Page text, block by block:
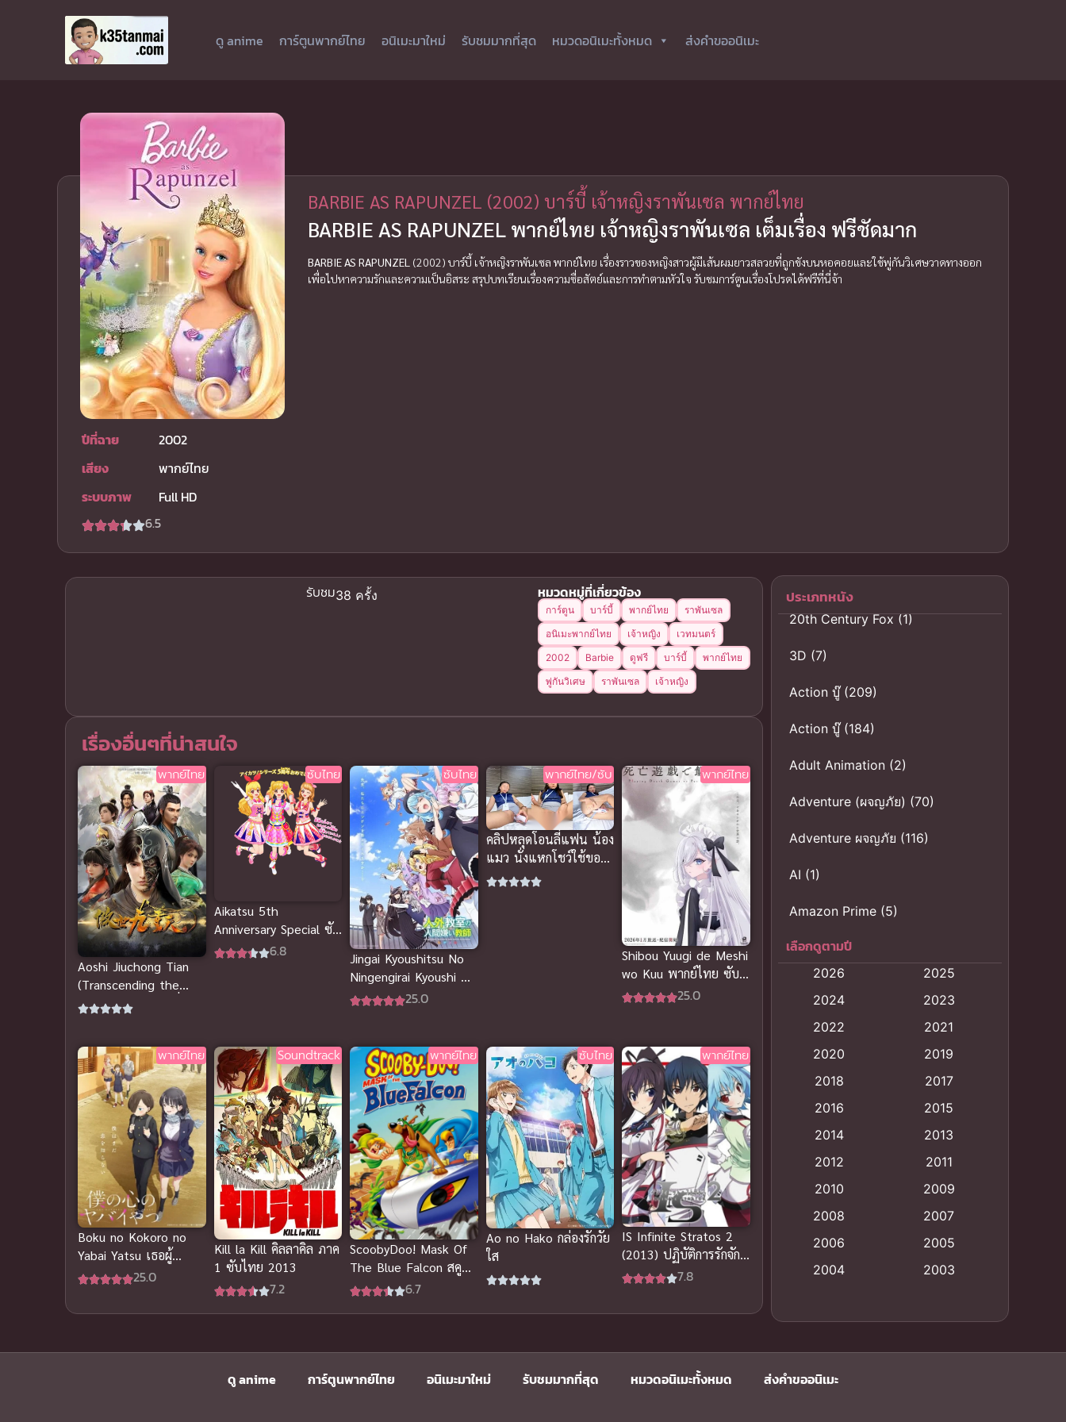
ดู anime การ์ตูนพากย์ไทย อนิเมะมาใหม่ รับชมมากที่สุด หมวดอนิเมะทั้งหมด ส่งคำขออนิเมะ
ปีที่ฉาย
2002
เสียง
พากย์ไทย
ระบบภาพ
Full HD
6.5
BARBIE AS RAPUNZEL (2002) บาร์บี้ เจ้าหญิงราพันเซล พากย์ไทย
BARBIE AS RAPUNZEL พากย์ไทย เจ้าหญิงราพันเซล เต็มเรื่อง ฟรีชัดมาก
BARBIE AS RAPUNZEL (2002) บาร์บี้ เจ้าหญิงราพันเซล พากย์ไทย เรื่องราวของหญิงสาวผู้มีเส้นผมยาวสลวยที่ถูกขังบนหอคอยและใช้พู่กันวิเศษวาดทางออก
เพื่อไปหาความรักและความเป็นอิสระ สรุปบทเรียนเรื่องความซื่อสัตย์และการทำตามหัวใจ รับชมการ์ตูนเรื่องโปรดได้ฟรีที่นี่จ้า
รับชม38 ครั้ง หมวดหมู่ที่เกี่ยวข้อง
การ์ตูน บาร์บี้ พากย์ไทย
ราพันเซล
อนิเมะพากย์ไทย
เจ้าหญิง
เวทมนตร์
2002
Barbie ดูฟรี บาร์บี้
พากย์ไทย
พู่กันวิเศษ
ราพันเซล เจ้าหญิง
เรื่องอื่นๆที่น่าสนใจ
พากย์ไทย
Aoshi Jiuchong Tian
(Transcending the
Nine Heavens) หนึ่ง
ซับไทย
Aikatsu 5th
Anniversary Special ซับ
ไทย
6.8
ซับไทย
Jingai Kyoushitsu No
Ningengirai Kyoushi ซับ
ไทย
25.0
พากย์ไทย/ซับ
คลิปหลุดโอนลี่แฟน น้อง
แมว นั่งแหกโชว์ใช้ของ
เล่น เสียบรัวๆ ร้องคราง
พากย์ไทย
Shibou Yuugi de Meshi
wo Kuu พากย์ไทย ซับ
ไทย
25.0
พากย์ไทย
Boku no Kokoro no
Yabai Yatsu เธอผู้
อันตรายต่อใจผม
25.0
Soundtrack
Kill la Kill คิลลาคิล ภาค
1 ซับไทย 2013
7.2
พากย์ไทย
ScoobyDoo! Mask Of
The Blue Falcon สคูบี้ดู
กับยอดมนุษย์ พากย์ไทย
6.7
ซับไทย
Ao no Hako กล่องรักวัย
ใส
พากย์ไทย
IS Infinite Stratos 2
(2013) ปฏิบัติการรักจักร
กลทะยานฟ้า
7.8
ประเภทหนัง
20th Century Fox(1)
3D (7)
Action บู๊(209)
Action บู๊(184)
Adult Animation (2)
Adventure (ผจญภัย) (70)
Adventure ผจญภัย (116)
AI (1)
Amazon Prime (5)
Anal (ประตูหลัง)
Animation การ์ตูน
Animation อนิเมะ
Animation แอนิเมชัน (19)
anime(9)
Big tits (นมใหญ่)
Bitch (ผู้หญิงร่าน)
Blood(1)
Bondage (ทาส)
เลือกดูตามปี
2026
2025
2024
2023
2022
2021
2020
2019
2018
2017
2016
2015
2014
2013
2012
2011
2010
2009
2008
2007
2006
2005
2004
2003
2000
1999
1998
1997
1996
ดู anime การ์ตูนพากย์ไทย อนิเมะมาใหม่ รับชมมากที่สุด หมวดอนิเมะทั้งหมด ส่งคำขออนิเมะ